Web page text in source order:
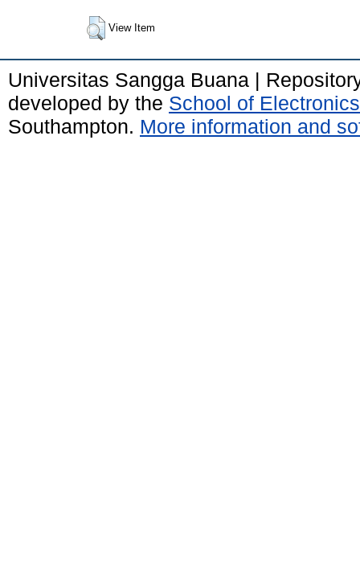
View Item
Universitas Sangga Buana |
developed by the School of
Southampton. More information and